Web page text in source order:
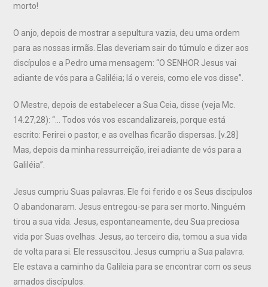
morto!
O anjo, depois de mostrar a sepultura vazia, deu uma ordem
para as nossas irmãs. Elas deveriam sair do túmulo e dizer aos
discípulos e a Pedro uma mensagem: “O SENHOR Jesus vai
adiante de vós para a Galiléia; lá o vereis, como ele vos disse”.
O Mestre, depois de estabelecer a Sua Ceia, disse (veja Mc.
14.27,28): “… Todos vós vos escandalizareis, porque está
escrito: Ferirei o pastor, e as ovelhas ficarão dispersas. [v.28]
Mas, depois da minha ressurreição, irei adiante de vós para a
Galiléia”.
Jesus cumpriu Suas palavras. Ele foi ferido e os Seus discípulos
O abandonaram. Jesus entregou-se para ser morto. Ninguém
tirou a sua vida. Jesus, espontaneamente, deu Sua preciosa
vida por Suas ovelhas. Jesus, ao terceiro dia, tomou a sua vida
de volta para si. Ele ressuscitou. Jesus cumpriu a Sua palavra.
Ele estava a caminho da Galileia para se encontrar com os seus
amados discípulos.